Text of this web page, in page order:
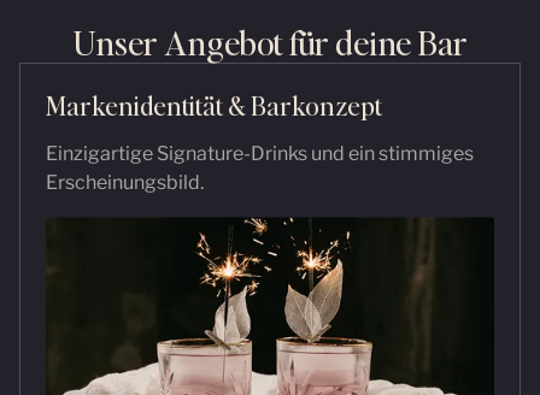
Unser Angebot für deine Bar
Markenidentität & Barkonzept
Einzigartige Signature-Drinks und ein stimmiges
Erscheinungsbild.